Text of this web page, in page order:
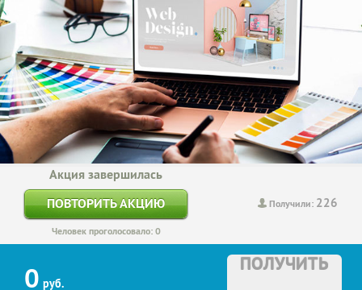
Получили: 226
Акция завершилась
ПОВТОРИТЬ АКЦИЮ
Человек проголосовало: 0
0 руб.
ПОЛУЧИТЬ